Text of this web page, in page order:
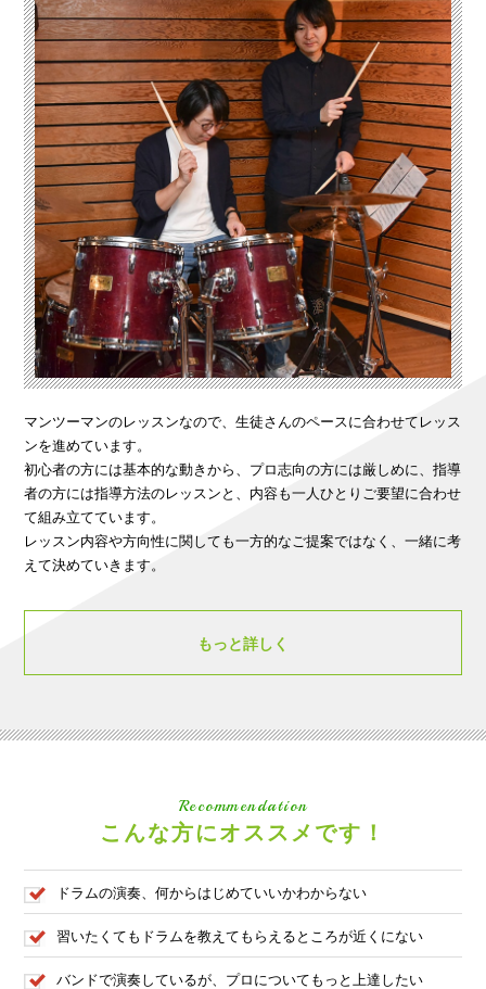
マンツーマンのレッスンなので、生徒さんのペースに合わせてレッス
ンを進めています。
初心者の方には基本的な動きから、プロ志向の方には厳しめに、指導
者の方には指導方法のレッスンと、内容も一人ひとりご要望に合わせ
て組み立てています。
レッスン内容や方向性に関しても一方的なご提案ではなく、一緒に考
えて決めていきます。
もっと詳しく
Recommendation
こんな方にオススメです！
ドラムの演奏、何からはじめていいかわからない
習いたくてもドラムを教えてもらえるところが近くにない
バンドで演奏しているが、プロについてもっと上達したい